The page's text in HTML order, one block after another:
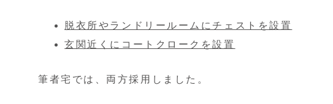
脱衣所やランドリールームにチェストを設置
玄関近くにコートクロークを設置
筆者宅では、両方採用しました。